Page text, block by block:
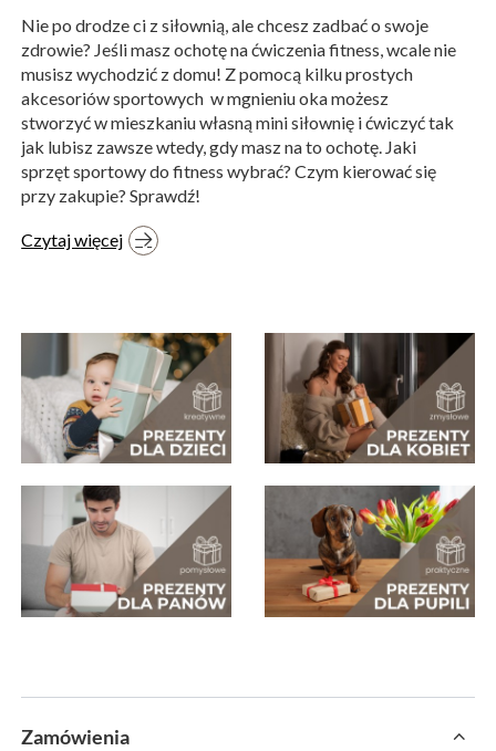
Nie po drodze ci z siłownią, ale chcesz zadbać o swoje
zdrowie? Jeśli masz ochotę na ćwiczenia fitness, wcale nie
musisz wychodzić z domu! Z pomocą kilku prostych
akcesoriów sportowych w mgnieniu oka możesz
stworzyć w mieszkaniu własną mini siłownię i ćwiczyć tak
jak lubisz zawsze wtedy, gdy masz na to ochotę. Jaki
sprzęt sportowy do fitness wybrać? Czym kierować się
przy zakupie? Sprawdź!
Czytaj więcej
Zamówienia